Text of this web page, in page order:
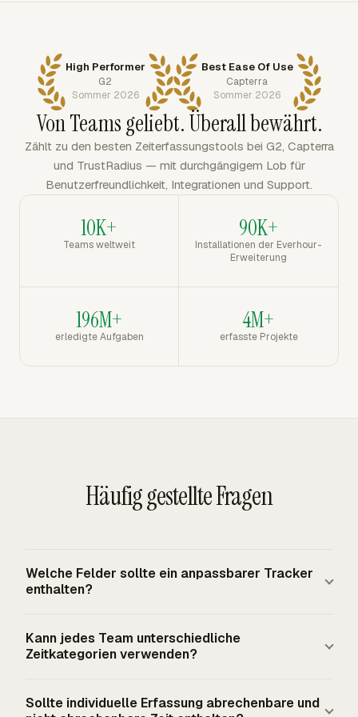
High Performer
G2
Sommer 2026
Best Ease Of Use
Capterra
Sommer 2026
Von Teams geliebt. Überall bewährt.
Zählt zu den besten Zeiterfassungstools bei G2, Capterra
und TrustRadius — mit durchgängigem Lob für
Benutzerfreundlichkeit, Integrationen und Support.
10K+
Teams weltweit
90K+
Installationen der Everhour-
Erweiterung
196M+
erledigte Aufgaben
4M+
erfasste Projekte
Häufig gestellte Fragen
Welche Felder sollte ein anpassbarer Tracker
enthalten?
Kunde, Aufgabe, Dauer, Abrechnungsstatus, Notizen und
Freigabestatus enthalten. Teams, die nach Zeit
Rechnungsstatus. Arbeitgeber, die nicht freigestellte
Kann jedes Team unterschiedliche
Zeitkategorien verwenden?
unterschiedliche Arten von Arbeit leisten, aber
Sollte individuelle Erfassung abrechenbare und